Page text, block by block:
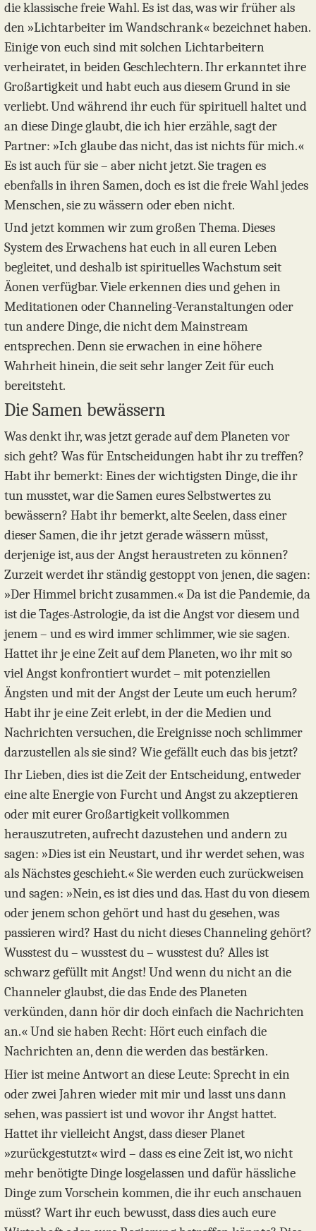
die klassische freie Wahl. Es ist das, was wir früher als
den »Lichtarbeiter im Wandschrank« bezeichnet haben.
Einige von euch sind mit solchen Lichtarbeitern
verheiratet, in beiden Geschlechtern. Ihr erkanntet ihre
Großartigkeit und habt euch aus diesem Grund in sie
verliebt. Und während ihr euch für spirituell haltet und
an diese Dinge glaubt, die ich hier erzähle, sagt der
Partner: »Ich glaube das nicht, das ist nichts für mich.«
Es ist auch für sie – aber nicht jetzt. Sie tragen es
ebenfalls in ihren Samen, doch es ist die freie Wahl jedes
Menschen, sie zu wässern oder eben nicht.
Und jetzt kommen wir zum großen Thema. Dieses
System des Erwachens hat euch in all euren Leben
begleitet, und deshalb ist spirituelles Wachstum seit
Äonen verfügbar. Viele erkennen dies und gehen in
Meditationen oder Channeling-Veranstaltungen oder
tun andere Dinge, die nicht dem Mainstream
entsprechen. Denn sie erwachen in eine höhere
Wahrheit hinein, die seit sehr langer Zeit für euch
bereitsteht.
Die Samen bewässern
Was denkt ihr, was jetzt gerade auf dem Planeten vor
sich geht? Was für Entscheidungen habt ihr zu treffen?
Habt ihr bemerkt: Eines der wichtigsten Dinge, die ihr
tun musstet, war die Samen eures Selbstwertes zu
bewässern? Habt ihr bemerkt, alte Seelen, dass einer
dieser Samen, die ihr jetzt gerade wässern müsst,
derjenige ist, aus der Angst heraustreten zu können?
Zurzeit werdet ihr ständig gestoppt von jenen, die sagen:
»Der Himmel bricht zusammen.« Da ist die Pandemie, da
ist die Tages-Astrologie, da ist die Angst vor diesem und
jenem – und es wird immer schlimmer, wie sie sagen.
Hattet ihr je eine Zeit auf dem Planeten, wo ihr mit so
viel Angst konfrontiert wurdet – mit potenziellen
Ängsten und mit der Angst der Leute um euch herum?
Habt ihr je eine Zeit erlebt, in der die Medien und
Nachrichten versuchen, die Ereignisse noch schlimmer
darzustellen als sie sind? Wie gefällt euch das bis jetzt?
Ihr Lieben, dies ist die Zeit der Entscheidung, entweder
eine alte Energie von Furcht und Angst zu akzeptieren
oder mit eurer Großartigkeit vollkommen
herauszutreten, aufrecht dazustehen und andern zu
sagen: »Dies ist ein Neustart, und ihr werdet sehen, was
als Nächstes geschieht.« Sie werden euch zurückweisen
und sagen: »Nein, es ist dies und das. Hast du von diesem
oder jenem schon gehört und hast du gesehen, was
passieren wird? Hast du nicht dieses Channeling gehört?
Wusstest du – wusstest du – wusstest du? Alles ist
schwarz gefüllt mit Angst! Und wenn du nicht an die
Channeler glaubst, die das Ende des Planeten
verkünden, dann hör dir doch einfach die Nachrichten
an.« Und sie haben Recht: Hört euch einfach die
Nachrichten an, denn die werden das bestärken.
Hier ist meine Antwort an diese Leute: Sprecht in ein
oder zwei Jahren wieder mit mir und lasst uns dann
sehen, was passiert ist und wovor ihr Angst hattet.
Hattet ihr vielleicht Angst, dass dieser Planet
»zurückgestutzt« wird – dass es eine Zeit ist, wo nicht
mehr benötigte Dinge losgelassen und dafür hässliche
Dinge zum Vorschein kommen, die ihr euch anschauen
müsst? Wart ihr euch bewusst, dass dies auch eure